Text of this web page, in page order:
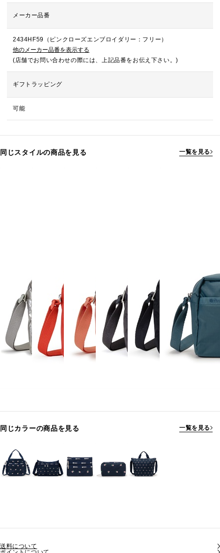
メーカー品番
2434HF59（ピンクローズエンブロイダリー：フリー）
他のメーカー品番を表示する
(店舗でお問い合わせの際には、上記品番をお伝え下さい。)
ギフトラッピング
可能
同じスタイルの商品を見る 一覧を見る
同じカラーの商品を見る 一覧を見る
送料について